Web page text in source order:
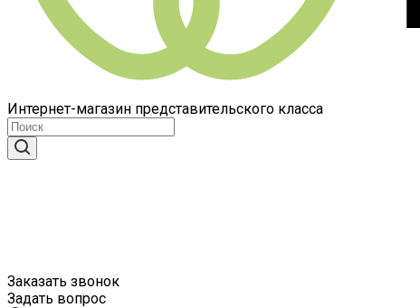
Интернет-магазин представительского класса
Заказать звонок
Задать вопрос